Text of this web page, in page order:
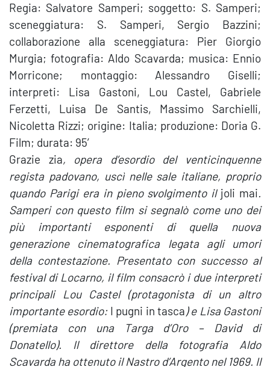
Regia: Salvatore Samperi; soggetto: S. Samperi;
sceneggiatura: S. Samperi, Sergio Bazzini;
collaborazione alla sceneggiatura: Pier Giorgio
Murgia; fotografia: Aldo Scavarda; musica: Ennio
Morricone; montaggio: Alessandro Giselli;
interpreti: Lisa Gastoni, Lou Castel, Gabriele
Ferzetti, Luisa De Santis, Massimo Sarchielli,
Nicoletta Rizzi; origine: Italia; produzione: Doria G.
Film; durata: 95′
Grazie zia, opera d’esordio del venticinquenne
regista padovano, uscì nelle sale italiane, proprio
quando Parigi era in pieno svolgimento iljoli mai.
Samperi con questo film si segnalò come uno dei
più importanti esponenti di quella nuova
generazione cinematografica legata agli umori
della contestazione. Presentato con successo al
festival di Locarno, il film consacrò i due interpreti
principali Lou Castel (protagonista di un altro
importante esordio: I pugni in tasca) e Lisa Gastoni
(premiata con una Targa d’Oro – David di
Donatello). Il direttore della fotografia Aldo
Scavarda ha ottenuto il Nastro d’Argento nel 1969. Il